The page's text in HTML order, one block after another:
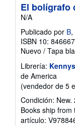
El bolígrafo
N/A
Publicado por B,
ISBN 10:
Nuevo / Tapa
Librería:
de America
(vendedor de 5
Condición:
Books ship from
artículo: